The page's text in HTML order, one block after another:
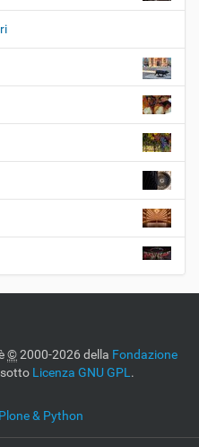
©2000-2026 della Fondazione
Licenza GNU GPL.
& Python